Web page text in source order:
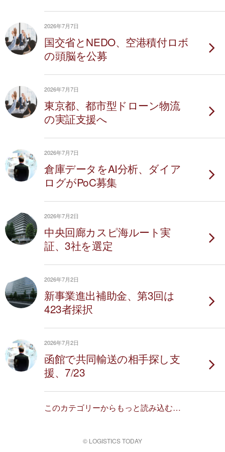
2026年7月7日
国交省とNEDO、空港積付ロボ
の頭脳を公募
2026年7月7日
東京都、都市型ドローン物流
の実証支援へ
2026年7月7日
倉庫データをAI分析、ダイア
ログがPoC募集
2026年7月2日
中央回廊カスピ海ルート実
証、3社を選定
2026年7月2日
新事業進出補助金、第3回は
423者採択
2026年7月2日
函館で共同輸送の相手探し支
援、7/23
このカテゴリーからもっと読み込む…
© LOGISTICS TODAY